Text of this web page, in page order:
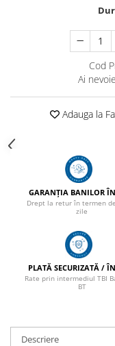
Cod
Ai
Adauga la
GARANȚIA BANILOR
Drept la retur în termen
zile
PLATĂ SECURIZATĂ /
Rate prin intermediul TBI
BT
Descriere